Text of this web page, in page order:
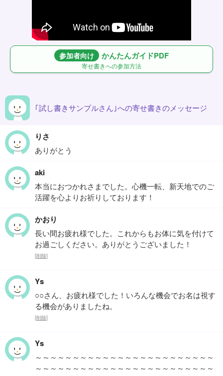
参加者向け かんたんガイドPDF
寄せ書きへの参加方法
｢試し書きサンプルさん｣への寄せ書きのメッセージ
りさ
ありがとう
aki
本当におつかれさまでした。心機一転、新天地でのご
活躍を心よりお祈りしております！
かおり
長い間お疲れ様でした。これからもお体に気を付けて
お過ごしください。ありがとうございました！
[削除]
Ys
○○さん、お疲れ様でした！いろんな機会でお名は視す
る機会がありましたね。
[削除]
Ys
～～～～～～～～～～～～～～～～～～～～～～～～
～～～～～～～～～～～～～～～～～～～～～～～～